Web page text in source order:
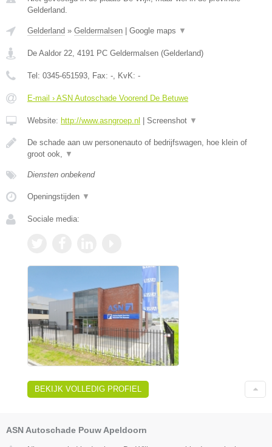
Gelderland.
Gelderland » Geldermalsen | Google maps ▼
De Aaldor 22 4191 PC Geldermalsen (Gelderland)
Tel: 0345-651593 , Fax: - , KvK: -
E-mail › ASN Autoschade Voorend De Betuwe
Website: http://www.asngroep.nl | Screenshot ▼
De schade aan uw personenauto of bedrijfswagen, hoe klein of
groot ook,
▼
Diensten onbekend
Openingstijden ▼
Sociale media:
BEKIJK VOLLEDIG PROFIEL
ASN Autoschade Pouw Apeldoorn